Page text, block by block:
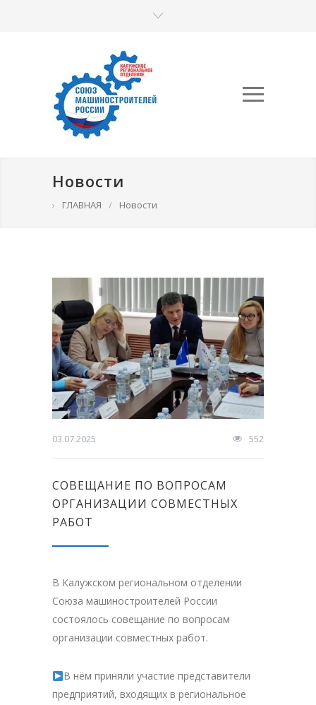
Новости
› ГЛАВНАЯ / Новости
03.07.2025 552
CОВЕЩАНИЕ ПО ВОПРОСАМ
ОРГАНИЗАЦИИ СОВМЕСТНЫХ
РАБОТ
В Калужском региональном отделении
Союза машиностроителей России
состоялось совещание по вопросам
организации совместных работ.
В нём приняли участие представители
предприятий, входящих в региональное